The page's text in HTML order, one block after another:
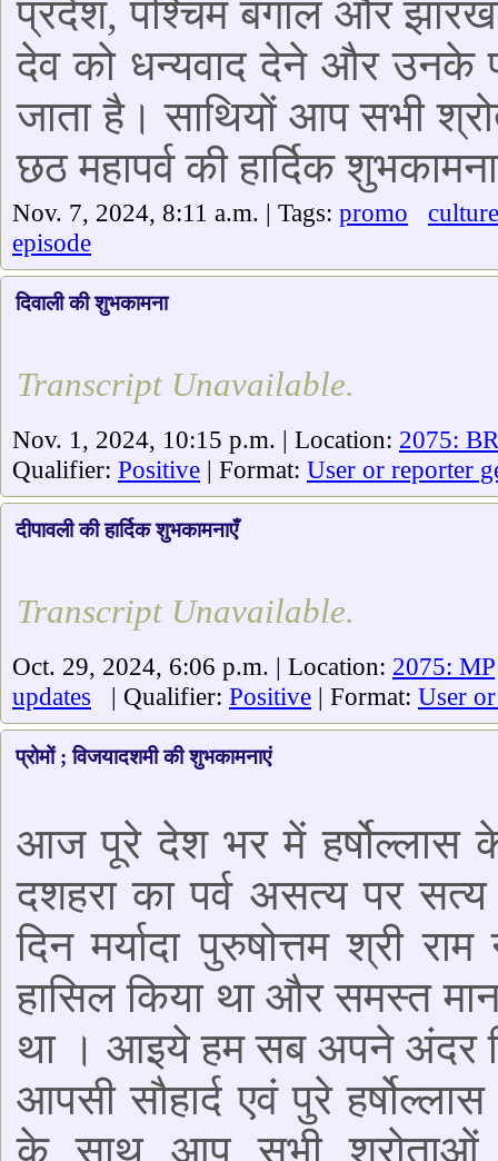
प्रदेश, पश्चिम बंगाल और
देव को धन्यवाद देने और उनके
जाता है। साथियों आप सभी
छठ महापर्व की हार्दिक
Nov. 7, 2024, 8:11 a.m. | Tags: promo
culture
episode
दिवाली की शुभकामना
Transcript Unavailable.
Nov. 1, 2024, 10:15 p.m. | Location: 2075:
Qualifier: Positive | Format: User or reporter
दीपावली की हार्दिक शुभकामनाएँ
Transcript Unavailable.
Oct. 29, 2024, 6:06 p.m. | Location: 2075: MP
updates | Qualifier: Positive | Format: User
प्रोमों ; विजयादशमी की शुभकामनाएं
आज पूरे देश भर में हर्षोल्लास
दशहरा का पर्व असत्य पर
दिन मर्यादा पुरुषोत्तम श्री
हासिल किया था और समस्त
था । आइये हम सब अपने अंदर
आपसी सौहार्द एवं पुरे
के साथ आप सभी श्रोताओं